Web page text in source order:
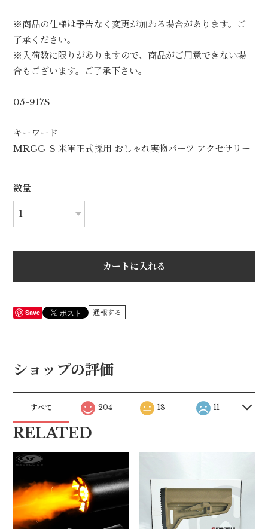
※商品の仕様は予告なく変更が加わる場合があります。ご
了承ください。
※入荷数に限りがありますので、商品がご用意できない場
合もございます。ご了承下さい。
05-917S
キーワード
MRGG-S 米軍正式採用 おしゃれ実物パーツ アクセサリー
数量
カートに入れる
Save 通報する
ショップの評価
すべて 204 18 11
RELATED